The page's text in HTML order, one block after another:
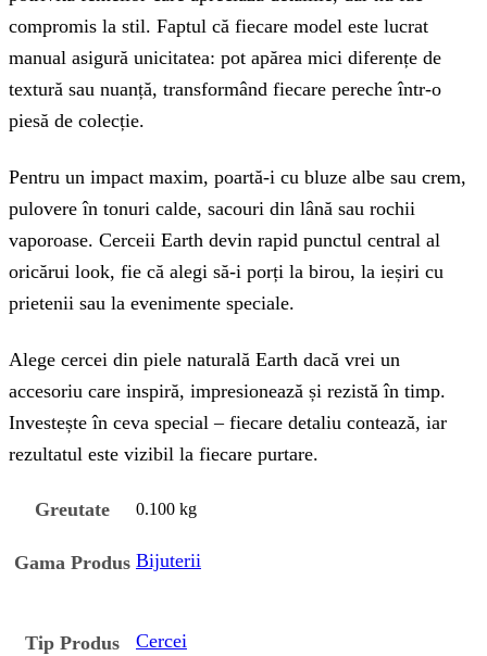
compromis la stil. Faptul că fiecare model este lucrat
manual asigură unicitatea: pot apărea mici diferențe de
textură sau nuanță, transformând fiecare pereche într-o
piesă de colecție.
Pentru un impact maxim, poartă-i cu bluze albe sau crem,
pulovere în tonuri calde, sacouri din lână sau rochii
vaporoase. Cerceii Earth devin rapid punctul central al
oricărui look, fie că alegi să-i porți la birou, la ieșiri cu
prietenii sau la evenimente speciale.
Alege cercei din piele naturală Earth dacă vrei un
accesoriu care inspiră, impresionează și rezistă în timp.
Investește în ceva special – fiecare detaliu contează, iar
rezultatul este vizibil la fiecare purtare.
Greutate 0.100 kg
Gama Produs Bijuterii
Tip Produs Cercei